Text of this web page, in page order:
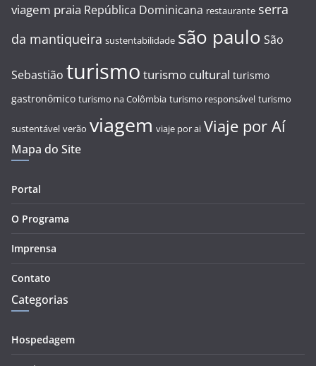
viagem praia República Dominicana restaurante serra
da mantiqueira sustentabilidade são paulo São
Sebastião turismo turismo cultural turismo
gastronômico turismo na Colômbia turismo responsável turismo
sustentável verão viagem viaje por ai Viaje por Aí
Mapa do Site
Portal
O Programa
Imprensa
Contato
Categorias
Hospedagem